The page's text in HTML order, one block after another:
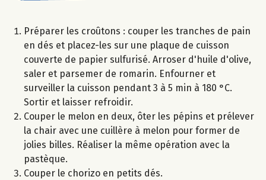
Préparer les croûtons : couper les tranches de pain
en dés et placez-les sur une plaque de cuisson
couverte de papier sulfurisé. Arroser d'huile d'olive,
saler et parsemer de romarin. Enfourner et
surveiller la cuisson pendant 3 à 5 min à 180 °C.
Sortir et laisser refroidir.
Couper le melon en deux, ôter les pépins et prélever
la chair avec une cuillère à melon pour former de
jolies billes. Réaliser la même opération avec la
pastèque.
Couper le chorizo en petits dés.